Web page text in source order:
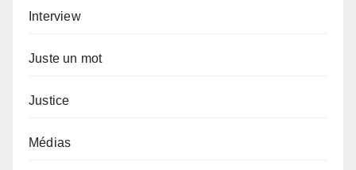
Interview
Juste un mot
Justice
Médias